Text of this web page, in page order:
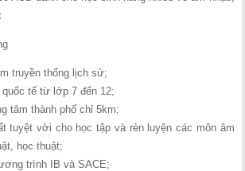
truyền thống lịch sử;
quốc tế từ lớp 7 đến 12;
tâm thành phố chỉ 5km;
tuyệt vời cho học tập và rèn luyện các môn âm
học thuật;
trình IB và SACE;